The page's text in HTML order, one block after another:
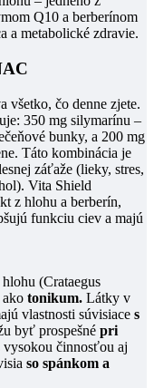
Q10 a berberínom
a metabolické zdravie.
všetko, čo denne zjete.
350 mg silymarínu –
bunky, a 200 mg
Táto kombinácia je
záťaže (lieky, stres,
Vita Shield
z hlohu a berberín,
funkciu ciev a majú
(Crataegus
ako tonikum. Látky v
vlastnosti súvisiace s
byť prospešné pri
vysokou činnosťou aj
so spánkom a